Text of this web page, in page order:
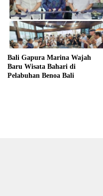
Bali Gapura Marina Wajah
Baru Wisata Bahari di
Pelabuhan Benoa Bali